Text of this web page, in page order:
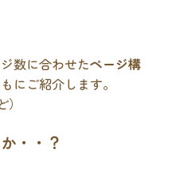
数に合わせたページ構
にご紹介します。
・・？